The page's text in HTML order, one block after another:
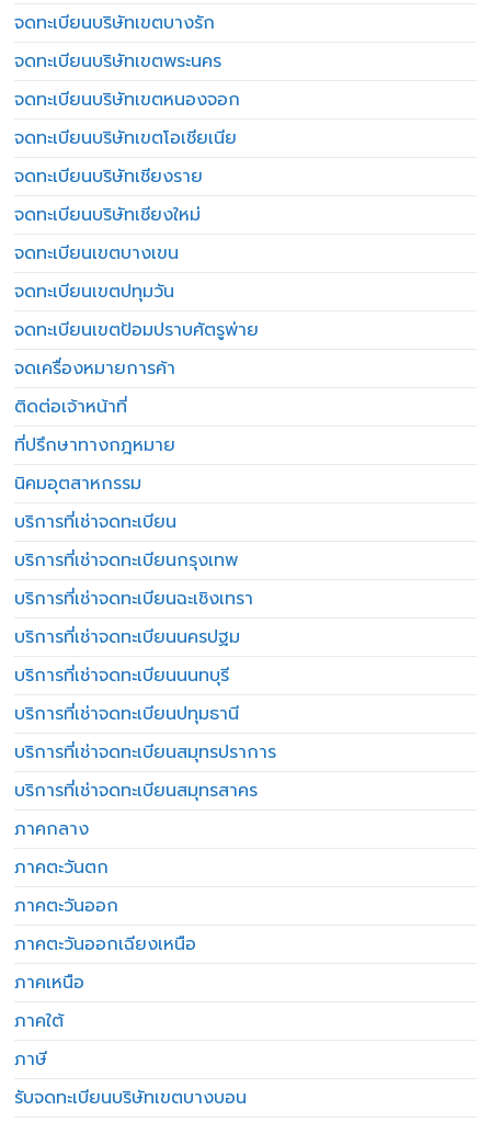
จดทะเบียนบริษัทเขตบางรัก
จดทะเบียนบริษัทเขตพระนคร
จดทะเบียนบริษัทเขตหนองจอก
จดทะเบียนบริษัทเขตโอเชียเนีย
จดทะเบียนบริษัทเชียงราย
จดทะเบียนบริษัทเชียงใหม่
จดทะเบียนเขตบางเขน
จดทะเบียนเขตปทุมวัน
จดทะเบียนเขตป้อมปราบศัตรูพ่าย
จดเครื่องหมายการค้า
ติดต่อเจ้าหน้าที่
ที่ปรึกษาทางกฎหมาย
นิคมอุตสาหกรรม
บริการที่เช่าจดทะเบียน
บริการที่เช่าจดทะเบียนกรุงเทพ
บริการที่เช่าจดทะเบียนฉะเชิงเทรา
บริการที่เช่าจดทะเบียนนครปฐม
บริการที่เช่าจดทะเบียนนนทบุรี
บริการที่เช่าจดทะเบียนปทุมธานี
บริการที่เช่าจดทะเบียนสมุทรปราการ
บริการที่เช่าจดทะเบียนสมุทรสาคร
ภาคกลาง
ภาคตะวันตก
ภาคตะวันออก
ภาคตะวันออกเฉียงเหนือ
ภาคเหนือ
ภาคใต้
ภาษี
รับจดทะเบียนบริษัทเขตบางบอน